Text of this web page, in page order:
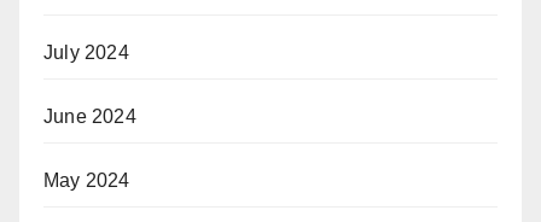
July 2024
June 2024
May 2024